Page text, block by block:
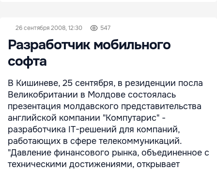
26 сентября 2008, 12:30 547
Разработчик мобильного
софта
В Кишиневе, 25 сентября, в резиденции посла
Великобритании в Молдове состоялась
презентация молдавского представительства
английской компании "Компутарис" -
разработчика IT-решений для компаний,
работающих в сфере телекоммуникаций.
"Давление финансового рынка, объединенное с
техническими достижениями, открывает